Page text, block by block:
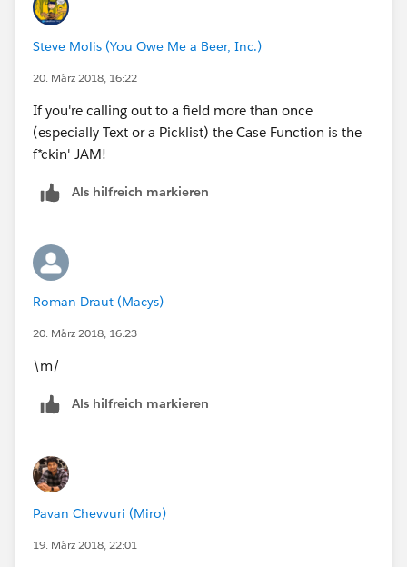
(MID(MACYS_JobTitle__c,1,6) = 'EL0028'),
(MID(MACYS_JobTitle__c,1,6) = 'EO0014'),
(MID(MACYS_JobTitle__c,1,6) = 'EO0116'),
(MID(MACYS_JobTitle__c,1,6) = 'EO0136'),
(MID(MACYS_JobTitle__c,1,6) = 'ES0022'),
(MID(MACYS_JobTitle__c,1,6) = 'ES0032')),"Y","N")
Steve Molis (You Owe Me a Beer, Inc.)
20. März 2018, 16:22
If you're calling out to a field more than once
(especially Text or a Picklist) the Case Function is the
f*ckin' JAM!
Als hilfreich markieren
Roman Draut (Macys)
20. März 2018, 16:23
\m/
Als hilfreich markieren
Pavan Chevvuri (Miro)
19. März 2018, 22:01